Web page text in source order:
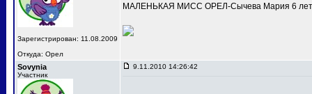
Зарегистрирован: 11.08.2009
Откуда: Орел
МАЛЕНЬКАЯ МИСС ОРЕЛ-Сычева Мария 6
Sovynia
Участник
9.11.2010 14:26:42